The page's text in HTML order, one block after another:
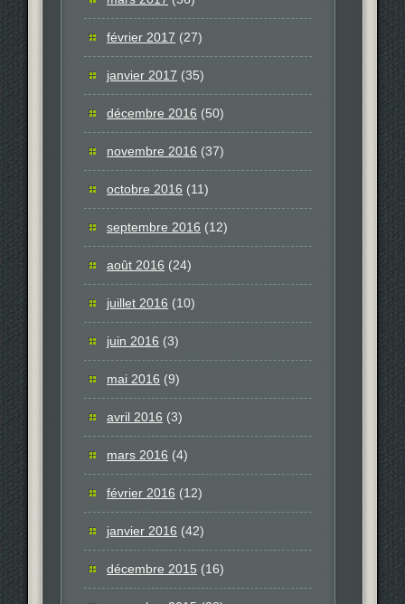
février 2017 (27)
janvier 2017 (35)
décembre 2016 (50)
novembre 2016 (37)
octobre 2016 (11)
septembre 2016 (12)
août 2016 (24)
juillet 2016 (10)
juin 2016 (3)
mai 2016 (9)
avril 2016 (3)
mars 2016 (4)
février 2016 (12)
janvier 2016 (42)
décembre 2015 (16)